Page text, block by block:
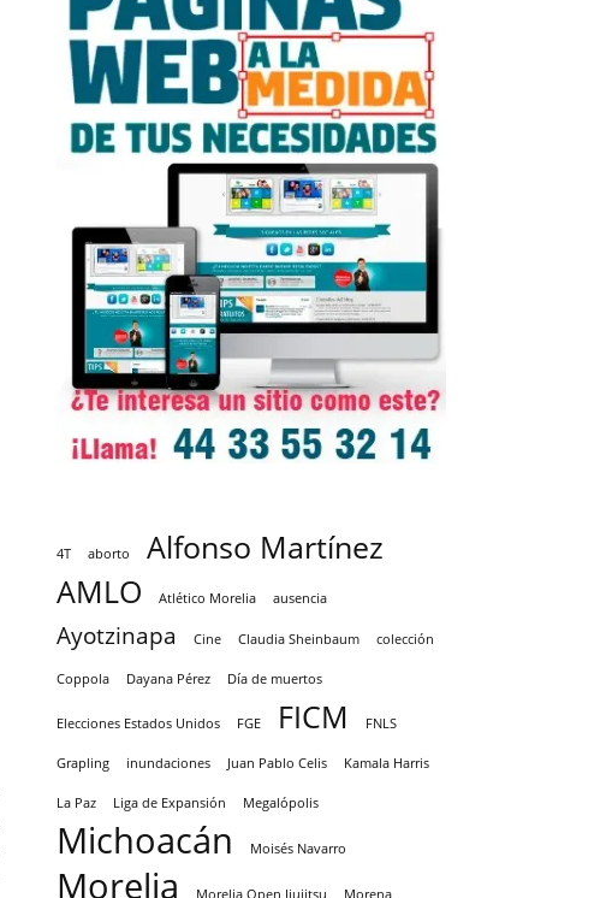
4T aborto
Alfonso Martínez
AMLO
Atlético Morelia ausencia
Ayotzinapa Cine Claudia Sheinbaum colección
Coppola Dayana Pérez Día de muertos
Elecciones Estados Unidos FGE FICM FNLS
Grapling inundaciones Juan Pablo Celis Kamala Harris
La Paz Liga de Expansión Megalópolis
Michoacán Moisés Navarro
Morelia Morelia Open Jiujitsu Morena